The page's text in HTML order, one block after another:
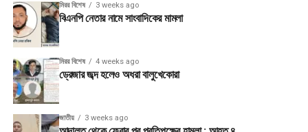
মিরর বিশেষ 3 weeks ago
বিএনপি নেতার নামে সাংবাদিকের মামলা
মিরর বিশেষ 4 weeks ago
ড্রেজার জব্দ হলেও অধরা বালুখেকোরা
জাতীয় 3 weeks ago